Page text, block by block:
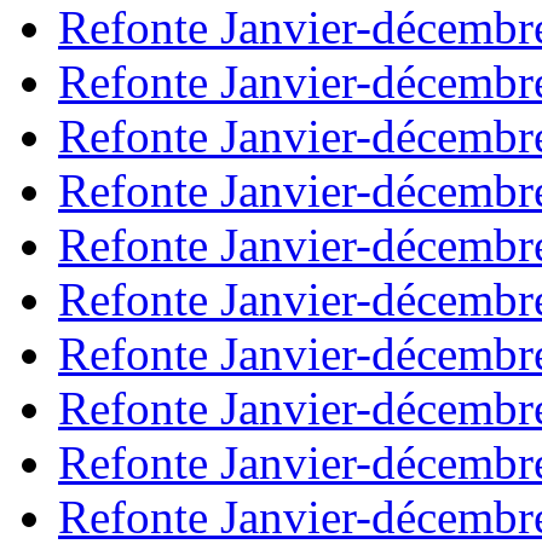
Refonte Janvier-
Refonte Janvier-
Refonte Janvier-
Refonte Janvier-
Refonte Janvier-
Refonte Janvier-
Refonte Janvier-
Refonte Janvier-
Refonte Janvier-
Refonte Janvier-